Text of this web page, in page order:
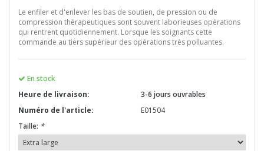
Le enfiler et d'enlever les bas de soutien, de pression ou de
compression thérapeutiques sont souvent laborieuses opérations
qui rentrent quotidiennement. Lorsque les soignants cette
commande au tiers supérieur des opérations très polluantes.
En stock
Heure de livraison:
3-6 jours ouvrables
Numéro de l'article:
E01504
Taille: *